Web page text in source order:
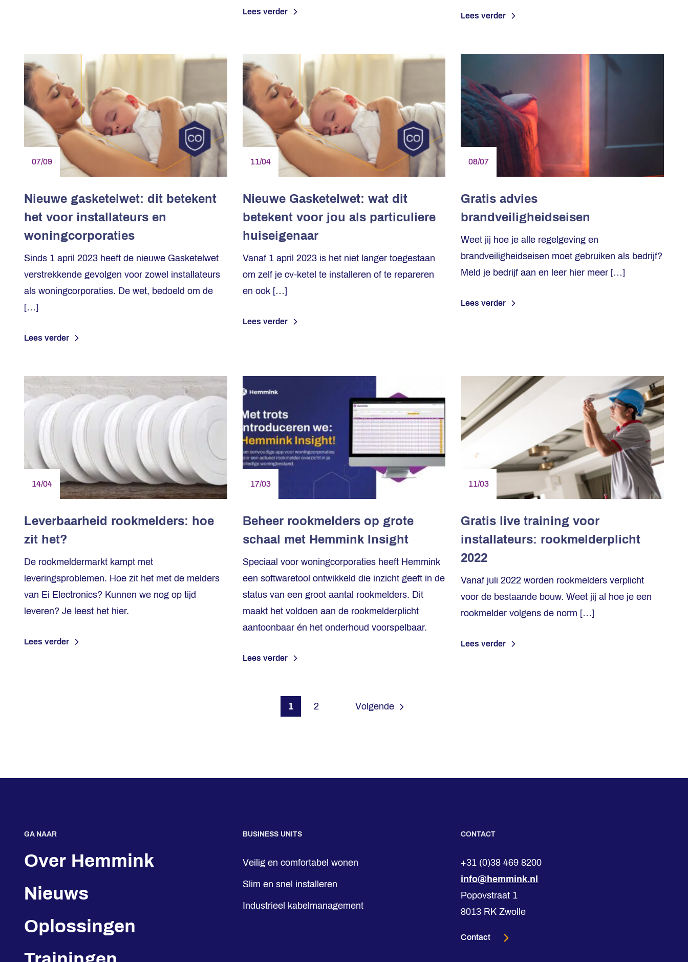
Lees verder Lees verder
07/09
Nieuwe gasketelwet: dit betekent
het voor installateurs en
woningcorporaties
Sinds 1 april 2023 heeft de nieuwe Gasketelwet
verstrekkende gevolgen voor zowel installateurs
als woningcorporaties. De wet, bedoeld om de
[…]
Lees verder
11/04
Nieuwe Gasketelwet: wat dit
betekent voor jou als particuliere
huiseigenaar
Vanaf 1 april 2023 is het niet langer toegestaan
om zelf je cv-ketel te installeren of te repareren
en ook […]
Lees verder
08/07
Gratis advies
brandveiligheidseisen
Weet jij hoe je alle regelgeving en
brandveiligheidseisen moet gebruiken als bedrijf?
Meld je bedrijf aan en leer hier meer […]
Lees verder
14/04
Leverbaarheid rookmelders: hoe
zit het?
De rookmeldermarkt kampt met
leveringsproblemen. Hoe zit het met de melders
van Ei Electronics? Kunnen we nog op tijd
leveren? Je leest het hier.
Lees verder
17/03
Beheer rookmelders op grote
schaal met Hemmink Insight
Speciaal voor woningcorporaties heeft Hemmink
een softwaretool ontwikkeld die inzicht geeft in de
status van een groot aantal rookmelders. Dit
maakt het voldoen aan de rookmelderplicht
aantoonbaar én het onderhoud voorspelbaar.
Lees verder
11/03
Gratis live training voor
installateurs: rookmelderplicht
2022
Vanaf juli 2022 worden rookmelders verplicht
voor de bestaande bouw. Weet jij al hoe je een
rookmelder volgens de norm […]
Lees verder
1 2 Volgende
GA NAAR
Over Hemmink
Nieuws
Oplossingen
BUSINESS UNITS
Veilig en comfortabel wonen
Slim en snel installeren
Industrieel kabelmanagement
CONTACT
+31 (0)38 469 8200
info@hemmink.nl
Popovstraat 1
8013 RK Zwolle
Contact